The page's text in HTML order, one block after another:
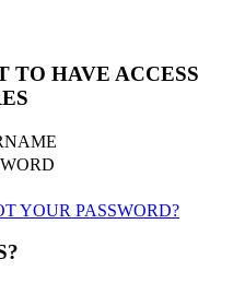
TO HAVE ACCESS
YOUR PASSWORD?